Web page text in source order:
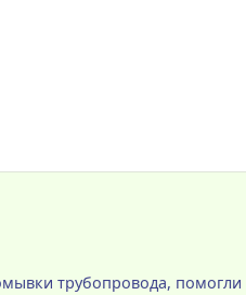
трубопровода,